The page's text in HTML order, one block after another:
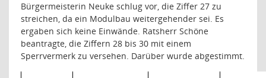
Bürgermeisterin Neuke schlug vor, die Ziffer 27 zu
streichen, da ein Modulbau weitergehender sei. Es
ergaben sich keine Einwände. Ratsherr Schöne
beantragte, die Ziffern 28 bis 30 mit einem
Sperrvermerk zu versehen. Darüber wurde abgestimmt.